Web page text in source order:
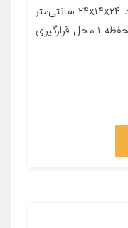
معرفی محصول جزئیات محصول ابعاد ۲۴x۱۴x۲۴ سانتی‌متر
وزن ۱۰۰ گرم جنس پلاستیک تعداد محفظه ۱ محل قرارگیری